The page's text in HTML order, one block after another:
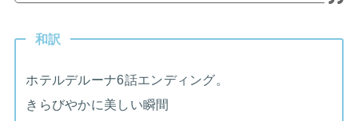
和訳
ホテルデルーナ6話エンディング。
きらびやかに美しい瞬間